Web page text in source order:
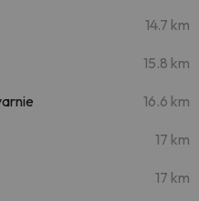
14.7 km
15.8 km
16.6 km
17 km
17 km